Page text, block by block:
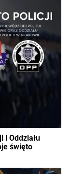
i Oddziału
święto